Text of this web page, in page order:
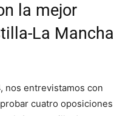
la mejor
La Mancha
nos entrevistamos con
cuatro oposiciones